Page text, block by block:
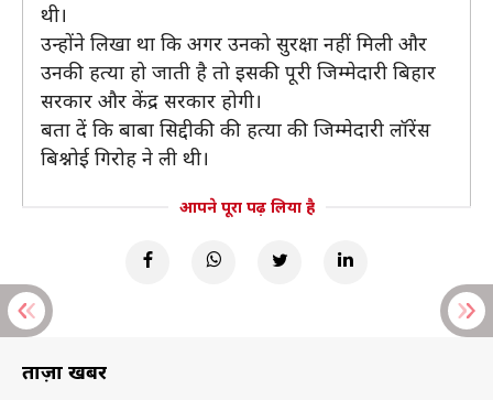
थी।
उन्होंने लिखा था कि अगर उनको सुरक्षा नहीं मिली और
उनकी हत्या हो जाती है तो इसकी पूरी जिम्मेदारी बिहार
सरकार और केंद्र सरकार होगी।
बता दें कि बाबा सिद्दीकी की हत्या की जिम्मेदारी लॉरेंस
बिश्नोई गिरोह ने ली थी।
आपने पूरा पढ़ लिया है
ताज़ा खबरें